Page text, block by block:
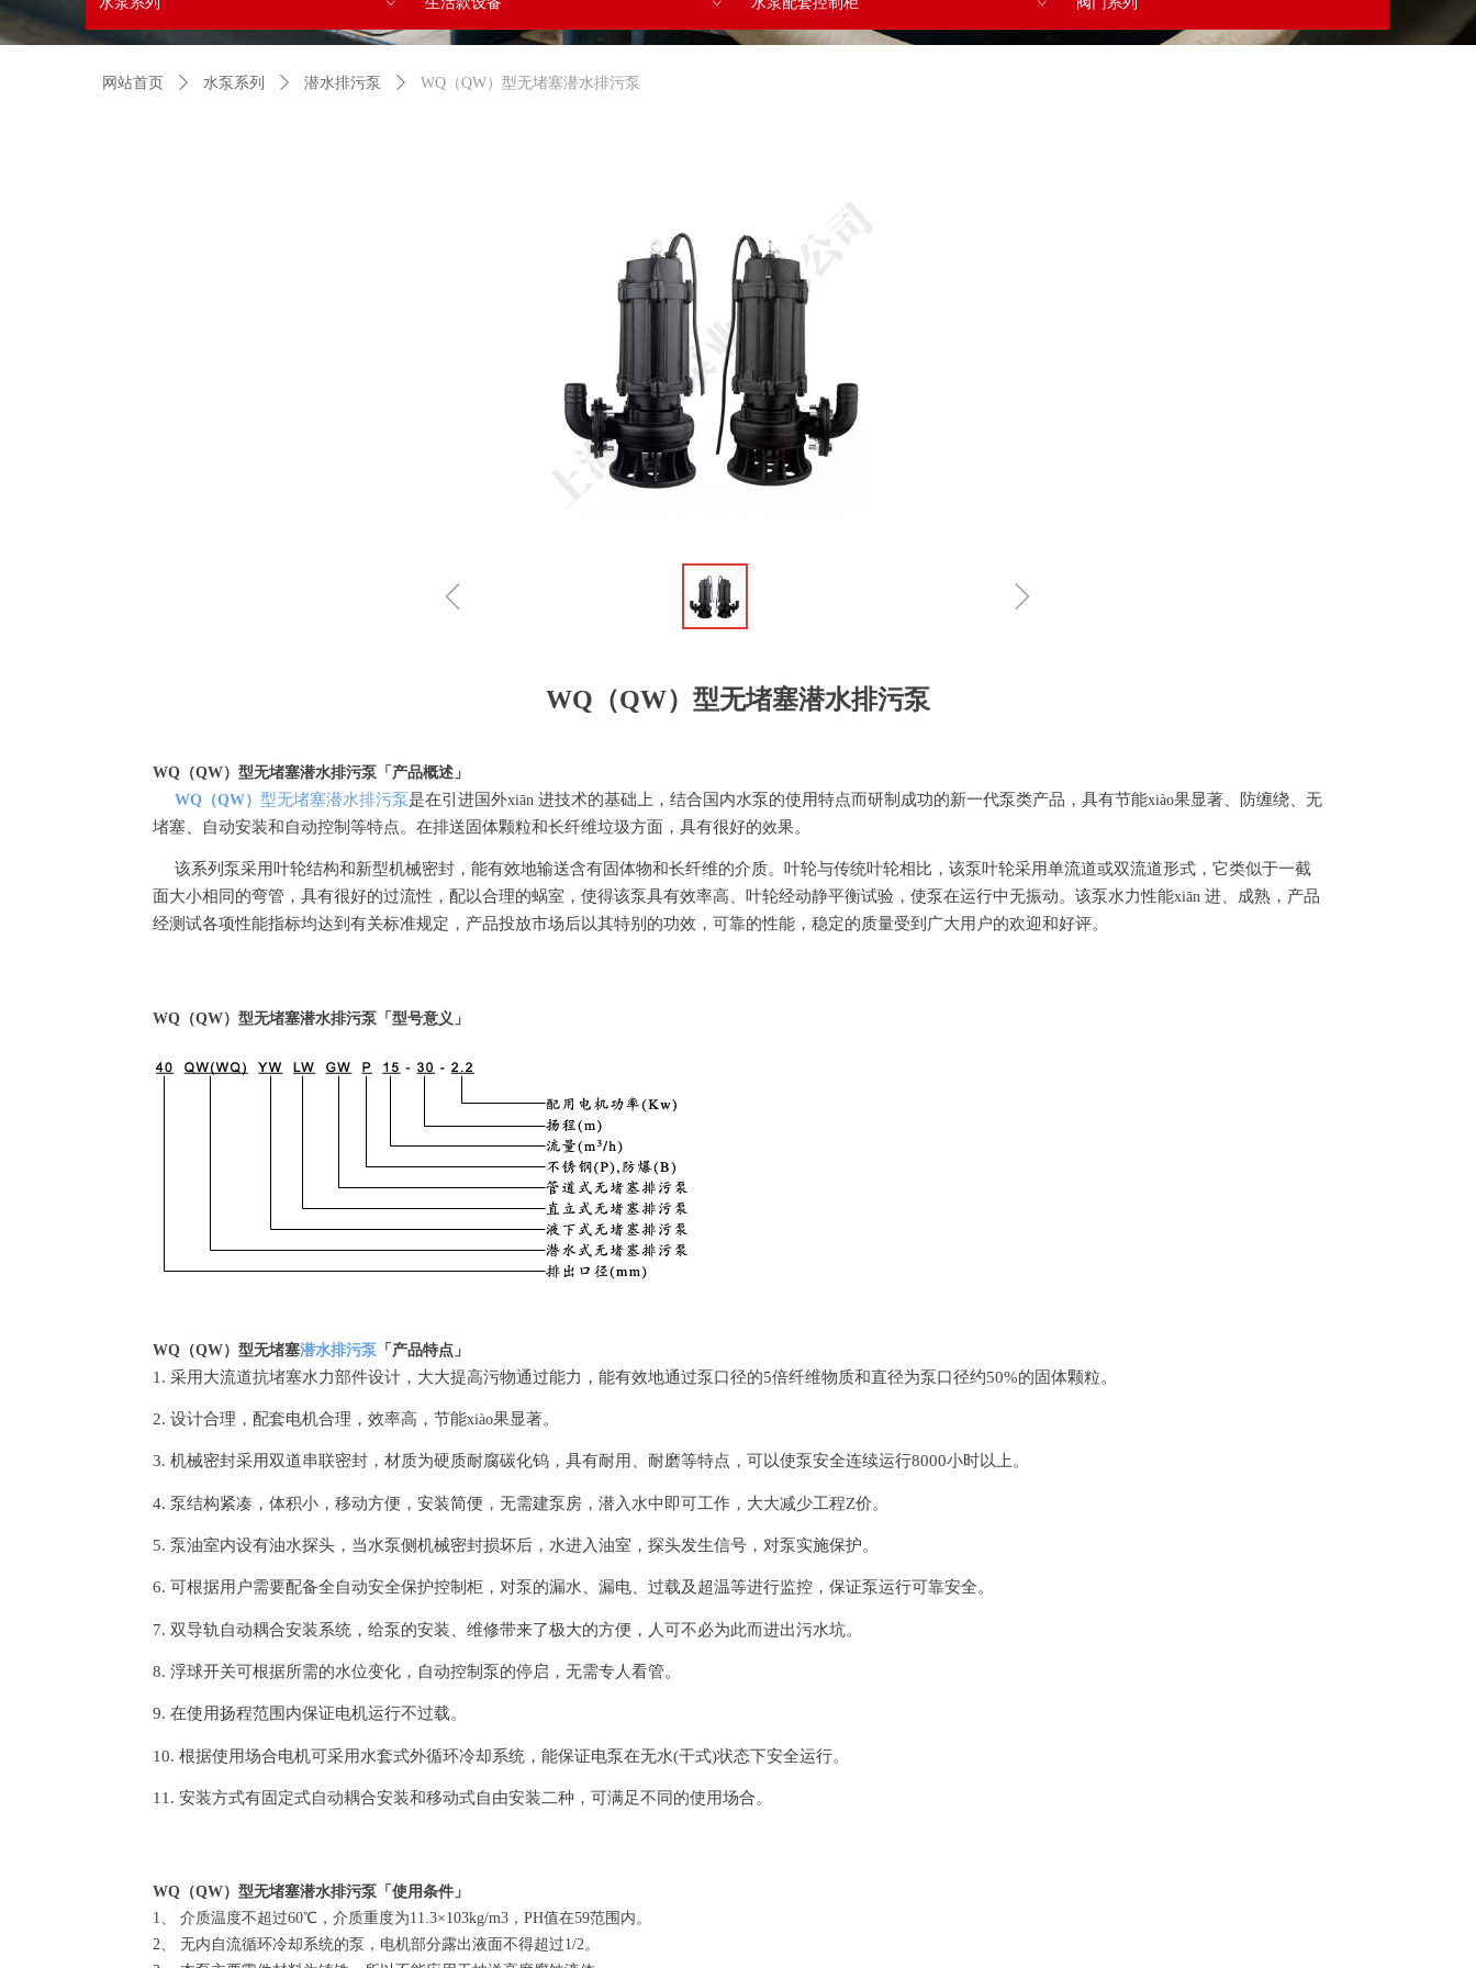
ꀁ ꀁ ꀁ
网站首页 ꄲ 水泵系列 ꄲ 潜水排污泵 ꄲ WQ（QW）型无堵塞潜水排污泵
ꁆ ꁇ
WQ（QW）型无堵塞潜水排污泵
WQ（QW） 型无堵塞潜水排污泵 「产品概述」
WQ（QW） 型无堵塞潜水排污泵是在引进国外xiān 进技术的基础上，结合国内水泵的使用特点而研制成功的新一代泵类产品，具有节能xiào果显著、防缠绕、无
堵塞、自动安装和自动控制等特点。在排送固体颗粒和长纤维垃圾方面，具有很好的效果。
该系列泵采用叶轮结构和新型机械密封，能有效地输送含有固体物和长纤维的介质。叶轮与传统叶轮相比，该泵叶轮采用单流道或双流道形式，它类似于一截
面大小相同的弯管，具有很好的过流性，配以合理的蜗室，使得该泵具有效率高、叶轮经动静平衡试验，使泵在运行中无振动。 该泵水力性能xiān 进、成熟，产品
经测试各项性能指标均达到有关标准规定，产品投放市场后以其特别的功效，可靠的性能，稳定的质量受到广大用户的欢迎和好评。
WQ（QW） 型无堵塞潜水排污泵 「型号意义 」
WQ（QW） 型无堵塞潜水排污泵 「产品特点 」
1. 采用大流道抗堵塞水力部件设计，大大提高污物通过能力，能有效地通过泵口径的5倍纤维物质和直径为泵口径约50%的固体颗粒。
2. 设计合理，配套电机合理，效率高，节能xiào果显著。
3. 机械密封采用双道串联密封，材质为硬质耐腐碳化钨，具有耐用、耐磨等特点，可以使泵安全连续运行8000小时以上。
4. 泵结构紧凑，体积小，移动方便，安装简便，无需建泵房，潜入水中即可工作，大大减少工程Z价。
5. 泵油室内设有油水探头，当水泵侧机械密封损坏后，水进入油室，探头发生信号，对泵实施保护。
6. 可根据用户需要配备全自动安全保护控制柜，对泵的漏水、漏电、过载及超温等进行监控，保证泵运行可靠安全。
7. 双导轨自动耦合安装系统，给泵的安装、维修带来了极大的方便，人可不必为此而进出污水坑。
8. 浮球开关可根据所需的水位变化，自动控制泵的停启，无需专人看管。
9. 在使用扬程范围内保证电机运行不过载。
10. 根据使用场合电机可采用水套式外循环冷却系统，能保证电泵在无水(干式)状态下安全运行。
11. 安装方式有固定式自动耦合安装和移动式自由安装二种，可满足不同的使用场合。
WQ（QW） 型无堵塞潜水排污泵 「 使用条件 」
1、 介质温度不超过60℃，介质重度为11.3×103kg/m3，PH值在59范围内。
2、 无内自流循环冷却系统的泵，电机部分露出液面不得超过1/2。